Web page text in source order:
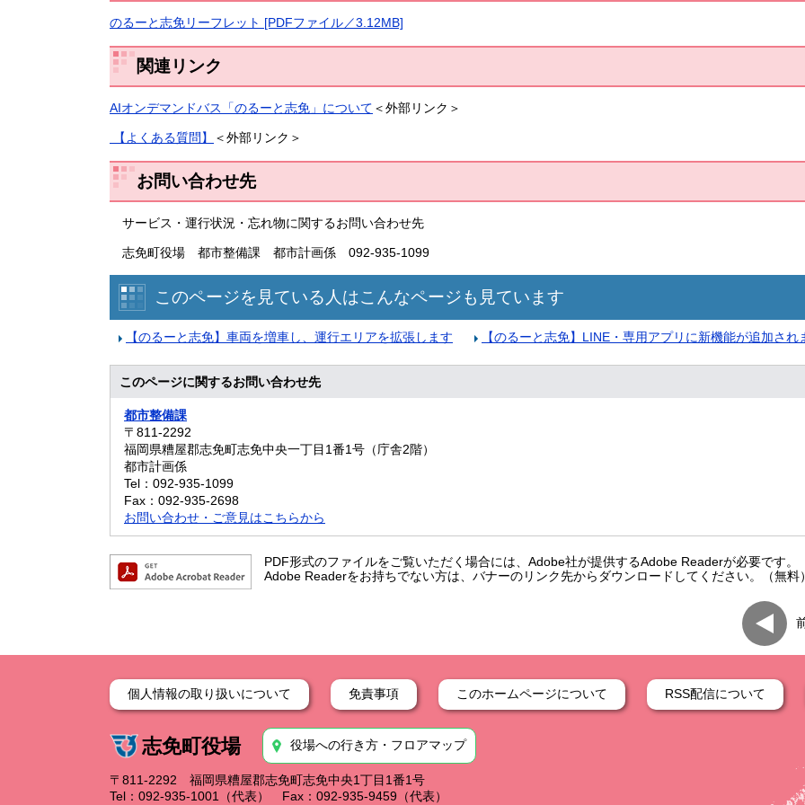
のるーと志免リーフレット [PDFファイル／3.12MB]
関連リンク
AIオンデマンドバス「のるーと志免」について ＜外部リンク＞
【よくある質問】 ＜外部リンク＞
お問い合わせ先
サービス・運行状況・忘れ物に関するお問い合わせ先
志免町役場 都市整備課 都市計画係 092-935-1099
このページを見ている人はこんなページも見ています
【のるーと志免】車両を増車し、運行エリアを拡張します 【のるーと志免】LINE・専用アプリに新機能が追加され
このページに関するお問い合わせ先
都市整備課
〒811-2292
福岡県糟屋郡志免町志免中央一丁目1番1号（庁舎2階）
都市計画係
Tel：092-935-1099
Fax：092-935-2698
お問い合わせ・ご意見はこちらから
PDF形式のファイルをご覧いただく場合には、Adobe社が提供するAdobe Readerが必要です。
Adobe Readerをお持ちでない方は、バナーのリンク先からダウンロードしてください。（無料）
個人情報の取り扱いについて 免責事項 このホームページについて RSS配信について
志免町役場 役場への行き方・フロアマップ
〒811-2292 福岡県糟屋郡志免町志免中央1丁目1番1号
Tel：092-935-1001（代表） Fax：092-935-9459（代表）